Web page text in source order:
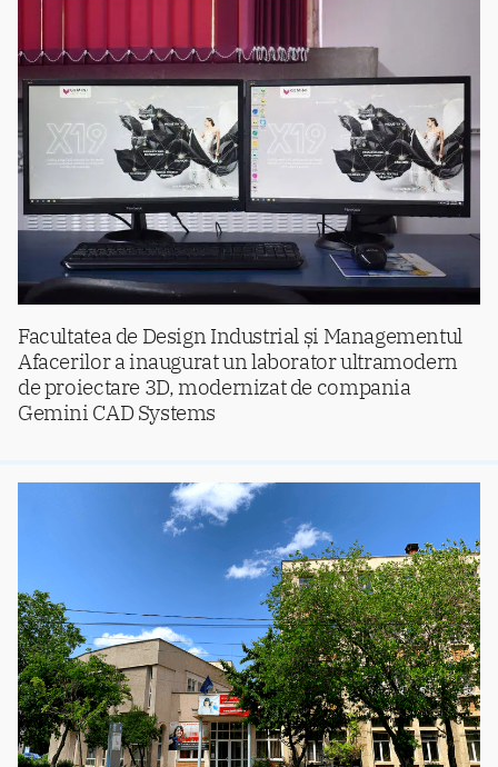
Facultatea de Design Industrial și Managementul
Afacerilor a inaugurat un laborator ultramodern
de proiectare 3D, modernizat de compania
Gemini CAD Systems